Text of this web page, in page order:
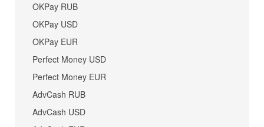
OKPay RUB
OKPay USD
OKPay EUR
Perfect Money USD
Perfect Money EUR
AdvCash RUB
AdvCash USD